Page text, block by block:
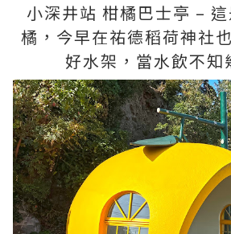
小深井站 柑橘巴士亭 –
橘，今早在祐德稻荷神社
好水架，當水飲不知